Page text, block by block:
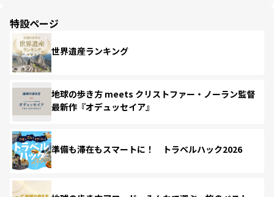
特設ページ
世界遺産ランキング
地球の歩き方 meets クリストファー・ノーラン監督
最新作『オデュッセイア』
準備も滞在もスマートに！ トラベルハック2026